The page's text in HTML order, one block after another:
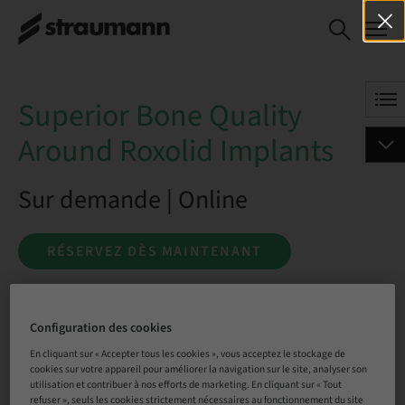
Superior Bone
Quality Around
Superior Bone Quality
Around Roxolid Implants
Sur demande | Online
RÉSERVEZ DÈS MAINTENANT
Statut
Réservation possible
Configuration des cookies
En cliquant sur « Accepter tous les cookies », vous acceptez le stockage de
cookies sur votre appareil pour améliorer la navigation sur le site, analyser son
utilisation et contribuer à nos efforts de marketing. En cliquant sur « Tout
refuser », seuls les cookies strictement nécessaires au fonctionnement du site